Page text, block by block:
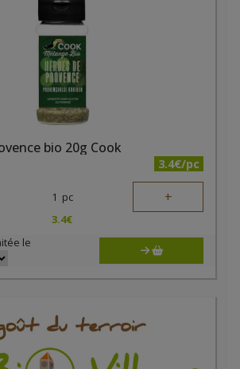
bio 20g Cook
3.4€/pc
1 pc +
3.4€
le